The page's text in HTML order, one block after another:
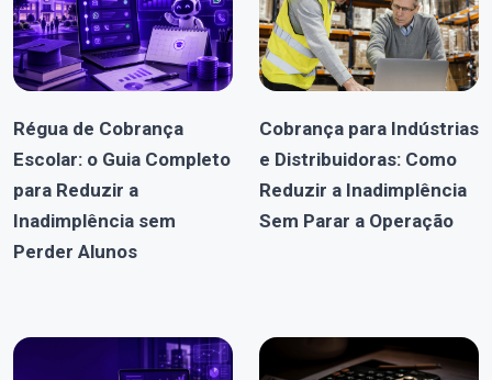
Régua de Cobrança
Escolar: o Guia Completo
para Reduzir a
Inadimplência sem
Perder Alunos
Cobrança para Indústrias
e Distribuidoras: Como
Reduzir a Inadimplência
Sem Parar a Operação